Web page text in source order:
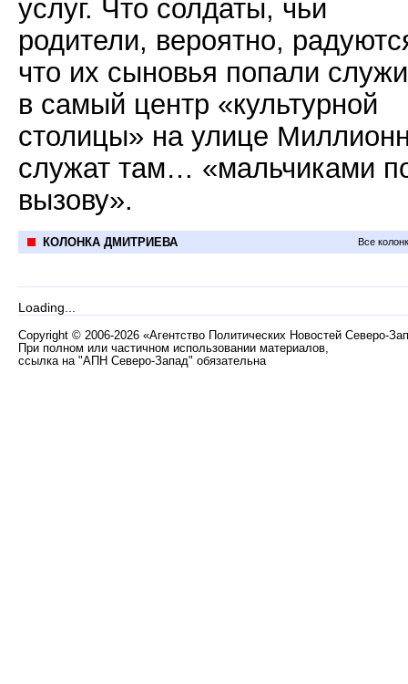
услуг. Что солдаты, чьи
родители, вероятно,
что их сыновья попали
в самый центр «культурной
столицы» на улице
служат там… «мальчиками
вызову».
КОЛОНКА ДМИТРИЕВА Все
Loading...
Copyright © 2006-2026 «Агентство Политических Новостей Северо-
При полном или частичном использовании материалов,
ссылка на "АПН Северо-Запад" обязательна